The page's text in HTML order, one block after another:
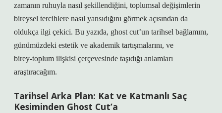
zamanın ruhuyla nasıl şekillendiğini, toplumsal değişimlerin
bireysel tercihlere nasıl yansıdığını görmek açısından da
oldukça ilgi çekici. Bu yazıda, ghost cut’un tarihsel bağlamını,
günümüzdeki estetik ve akademik tartışmalarını, ve
birey‑toplum ilişkisi çerçevesinde taşıdığı anlamları
araştıracağım.
Tarihsel Arka Plan: Kat ve Katmanlı Saç
Kesiminden Ghost Cut’a